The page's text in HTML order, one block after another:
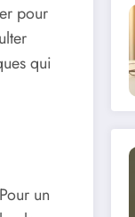
pour
qui
un